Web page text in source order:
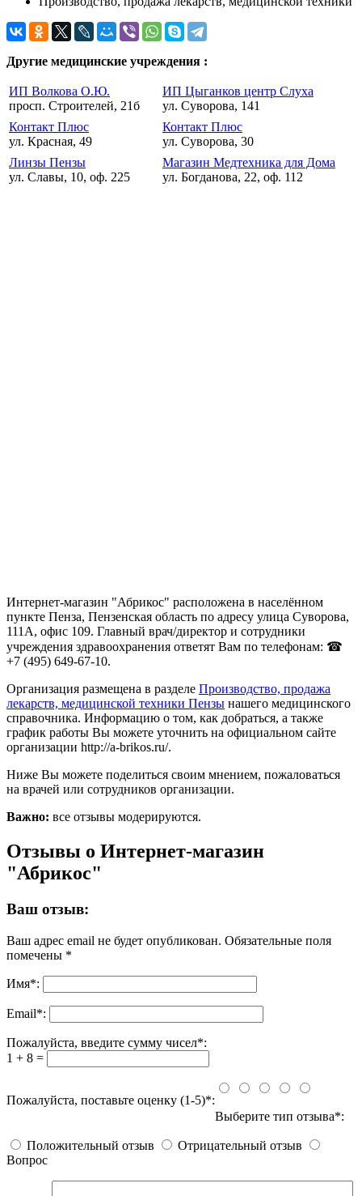
Другие медицинские учреждения :
ИП Волкова О.Ю.
просп. Строителей, 21б
ИП Цыганков центр Слуха
ул. Суворова, 141
Контакт Плюс
ул. Красная, 49
Контакт Плюс
ул. Суворова, 30
Линзы Пензы
ул. Славы, 10, оф. 225
Магазин Медтехника для Дома
ул. Богданова, 22, оф. 112
Интернет-магазин "Абрикос" расположена в населённом
пункте Пенза, Пензенская область по адресу улица Суворова,
111А, офис 109. Главный врач/директор и сотрудники
учреждения здравоохранения ответят Вам по телефонам: ☎
+7 (495) 649-67-10.
Организация размещена в разделе Производство, продажа
лекарств, медицинской техники Пензы нашего медицинского
справочника. Информацию о том, как добраться, а также
график работы Вы можете уточнить на официальном сайте
организации http://a-brikos.ru/.
Ниже Вы можете поделиться своим мнением, пожаловаться
на врачей или сотрудников организации.
Важно: все отзывы модерируются.
Отзывы о Интернет-магазин
"Абрикос"
Ваш отзыв:
Ваш адрес email не будет опубликован. Обязательные поля
помечены *
Имя*:
Email*:
Пожалуйста, введите сумму чисел*:
1 + 8 =
Пожалуйста, поставьте оценку (1-5)*:
Выберите тип отзыва*:
Положительный отзыв
Отрицательный отзыв
Вопрос